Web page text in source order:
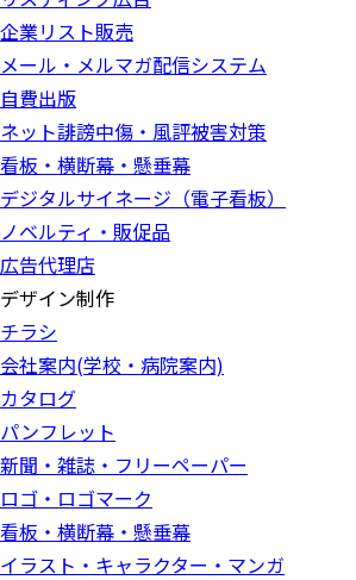
企業リスト販売
メール・メルマガ配信システム
自費出版
ネット誹謗中傷・風評被害対策
看板・横断幕・懸垂幕
デジタルサイネージ（電子看板）
ノベルティ・販促品
広告代理店
デザイン制作
チラシ
会社案内(学校・病院案内)
カタログ
パンフレット
新聞・雑誌・フリーペーパー
ロゴ・ロゴマーク
看板・横断幕・懸垂幕
イラスト・キャラクター・マンガ